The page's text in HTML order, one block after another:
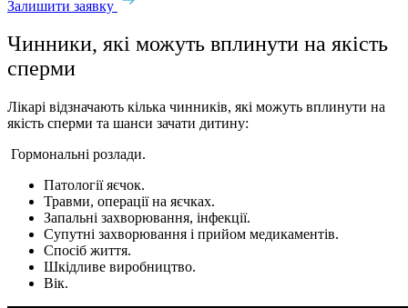
Залишити заявку
Чинники, які можуть вплинути на якість
сперми
Лікарі відзначають кілька чинників, які можуть вплинути на
якість сперми та шанси зачати дитину:
Гормональні розлади.
Патології яєчок.
Травми, операції на яєчках.
Запальні захворювання, інфекції.
Супутні захворювання і прийом медикаментів.
Спосіб життя.
Шкідливе виробництво.
Вік.